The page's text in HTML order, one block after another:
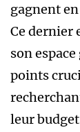
gagnent
Ce dernier
son
points
leur